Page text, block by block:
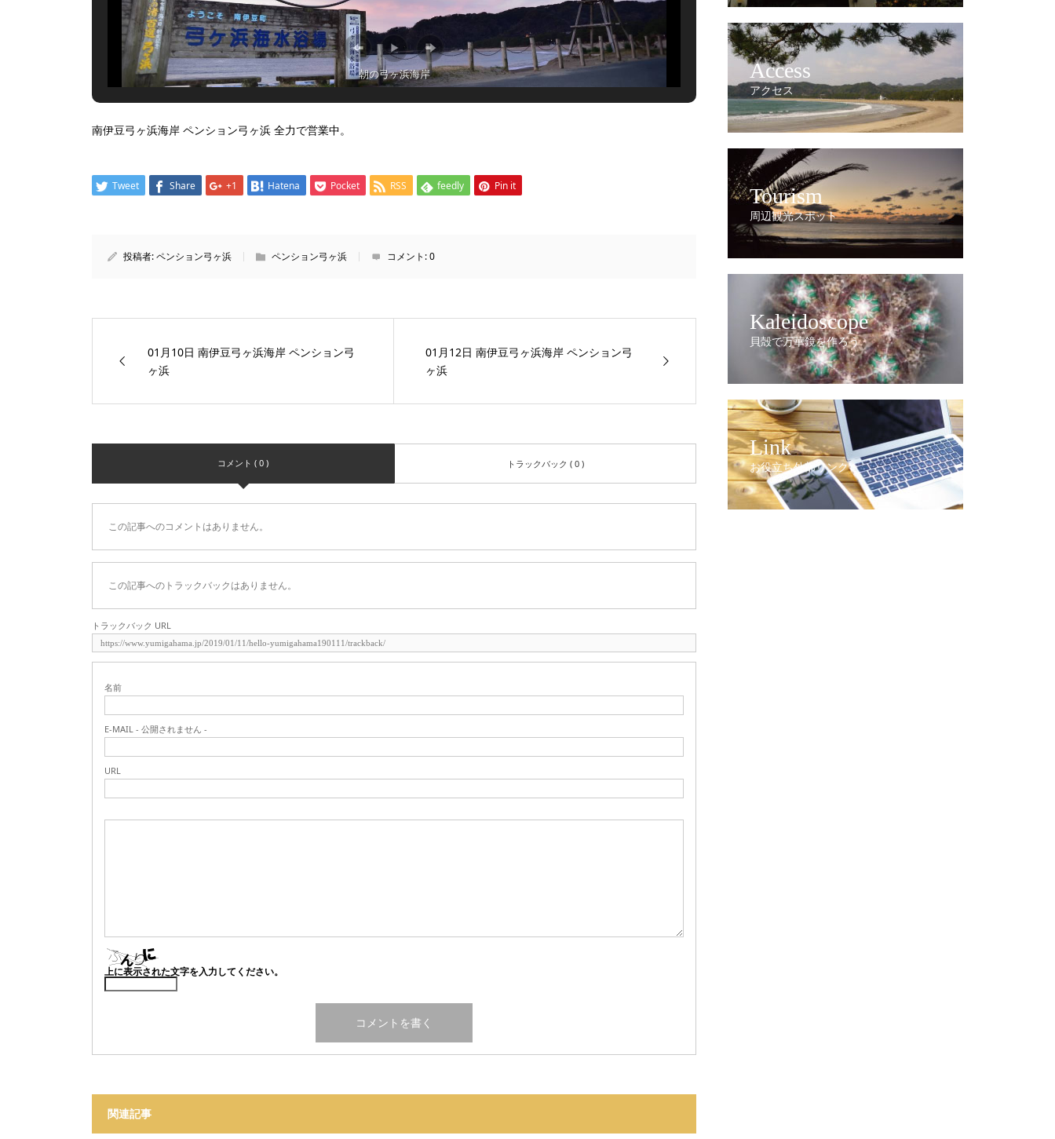
朝の弓ヶ浜海岸
南伊豆弓ヶ浜海岸 ペンション弓ヶ浜 全力で営業中。
Tweet Share +1 Hatena Pocket RSS feedly Pin it
投稿者:ペンション弓ヶ浜 ペンション弓ヶ浜 コメント:0
01月10日 南伊豆弓ヶ浜海岸 ペンション弓
ヶ浜
01月12日 南伊豆弓ヶ浜海岸 ペンション弓
ヶ浜
コメント ( 0 ) トラックバック ( 0 )
この記事へのコメントはありません。
この記事へのトラックバックはありません。
トラックバック URL
名前
E-MAIL - 公開されません -
URL
上に表示された文字を入力してください。
関連記事
Access
アクセス
Tourism
周辺観光スポット
Kaleidoscope
貝殻で万華鏡を作ろう
Link
お役立ち外部リンク